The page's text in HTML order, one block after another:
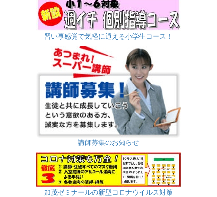
習い事感覚で気軽に通える小学生コース！
講師募集のお知らせ
加茂ゼミナールの新型コロナウイルス対策